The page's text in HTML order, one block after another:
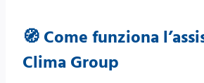
🧭 Come funziona
Clima Group